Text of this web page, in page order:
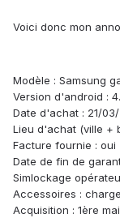
Voici donc mon
Modèle : Samsung
Version d'android :
Date d'achat : 21/03/
Lieu d'achat (ville +
Facture fournie : oui
Date de fin de
Simlockage
Accessoires :
Acquisition : 1ère